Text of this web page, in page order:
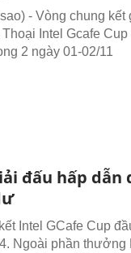
- Vòng chung kết
Thoại Intel Gcafe
2 ngày 01-02/11
đấu hấp dẫn
Intel GCafe Cup
Ngoài phần thưởng